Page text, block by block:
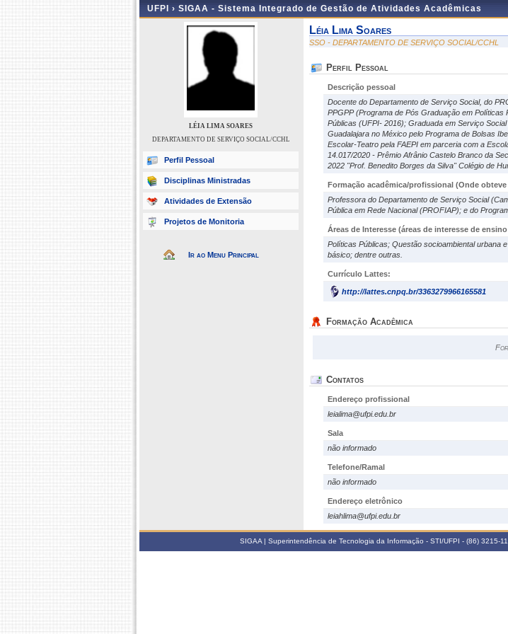
UFPI › SIGAA - Sistema Integrado de Gestão de Atividades Acadêmicas
LÉIA LIMA SOARES
DEPARTAMENTO DE SERVIÇO SOCIAL/CCHL
Perfil Pessoal
Disciplinas Ministradas
Atividades de Extensão
Projetos de Monitoria
Ir ao Menu Principal
Léia Lima Soares
SSO - DEPARTAMENTO DE SERVIÇO SOCIAL/CCHL
Perfil Pessoal
Descrição pessoal
Docente do Departamento de Serviço Social, do
PPGPP (Programa de Pós Graduação em
Públicas (UFPI- 2016); Graduada em Serviço
Guadalajara no México pelo Programa de Bolsas
Escolar-Teatro pela FAEPI em parceria com a
14.017/2020 - Prêmio Afrânio Castelo Branco da
2022 "Prof. Benedito Borges da Silva" Colégio de
Formação acadêmica/profissional (Onde
Professora do Departamento de Serviço Social
Pública em Rede Nacional (PROFIAP); e do
Áreas de Interesse (áreas de interesse de
Políticas Públicas; Questão socioambiental urbana
básico; dentre outras.
Currículo Lattes:
http://lattes.cnpq.br/3363279966165581
Formação Acadêmica
Contatos
Endereço profissional
leialima@ufpi.edu.br
Sala
não informado
Telefone/Ramal
não informado
Endereço eletrônico
leiahlima@ufpi.edu.br
SIGAA | Superintendência de Tecnologia da Informação - STI/UFPI - (86) 3215-